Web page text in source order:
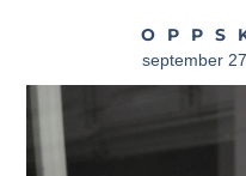
september